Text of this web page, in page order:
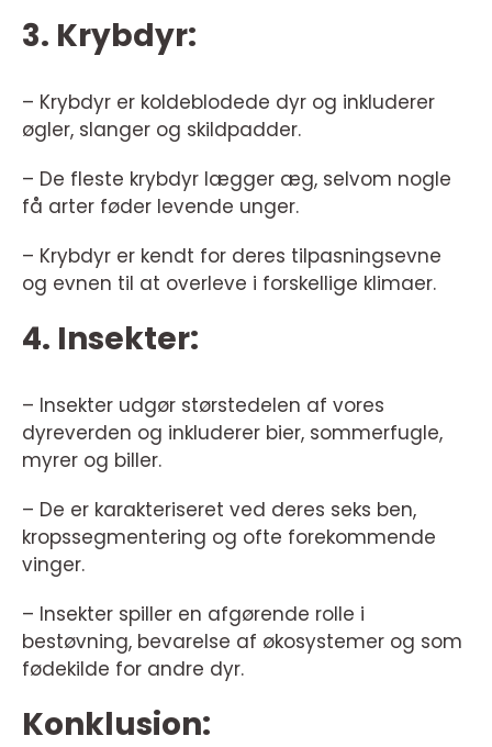
3. Krybdyr:
– Krybdyr er koldeblodede dyr og inkluderer
øgler, slanger og skildpadder.
– De fleste krybdyr lægger æg, selvom nogle
få arter føder levende unger.
– Krybdyr er kendt for deres tilpasningsevne
og evnen til at overleve i forskellige klimaer.
4. Insekter:
– Insekter udgør størstedelen af vores
dyreverden og inkluderer bier, sommerfugle,
myrer og biller.
– De er karakteriseret ved deres seks ben,
kropssegmentering og ofte forekommende
vinger.
– Insekter spiller en afgørende rolle i
bestøvning, bevarelse af økosystemer og som
fødekilde for andre dyr.
Konklusion: